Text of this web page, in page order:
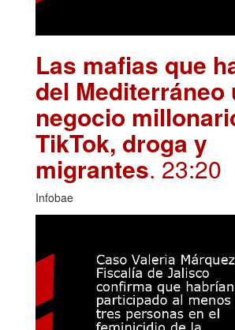
Las mafias que
del Mediterráneo
negocio
TikTok, droga y
migrantes. 23:20
Infobae